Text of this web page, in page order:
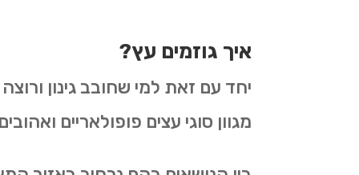
איך גוזמים עץ?
יחד עם זאת למי שחובב גינון
מגוון סוגי עצים פופולאריים